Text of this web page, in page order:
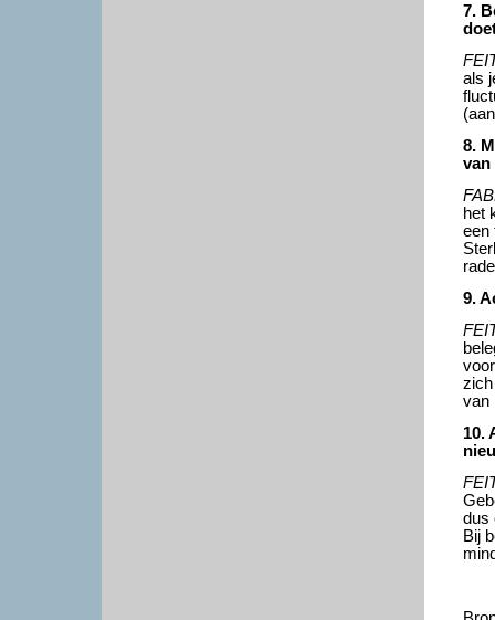
7.
als
8.
van
het
een
9.
zich
van
10.
dus
Bij